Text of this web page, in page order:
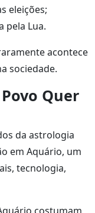
eleições;
pela Lua.
acontece
sociedade.
Quer
da astrologia
em Aquário, um
tecnologia,